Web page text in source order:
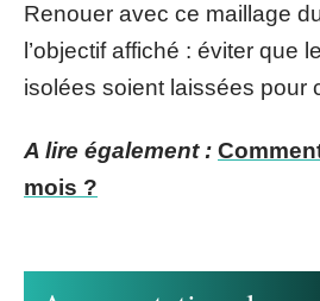
Renouer avec ce maillage
l’objectif affiché : éviter que
isolées soient laissées pour
A lire également :
mois ?